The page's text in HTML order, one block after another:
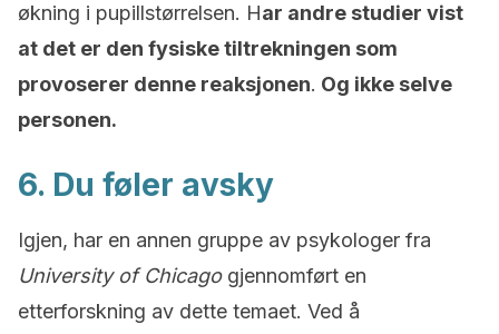
økning i pupillstørrelsen. Har andre studier vist
at det er den fysiske tiltrekningen som
provoserer denne reaksjonen. Og ikke selve
personen.
6. Du føler avsky
Igjen, har en annen gruppe av psykologer fra
University of Chicagogjennomført en
etterforskning av dette temaet. Ved å